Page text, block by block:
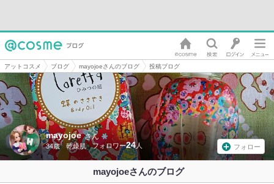
アットコスメ ブログ mayojoeさんのブログ 投稿ブログ
mayojoe さん
34歳 乾燥肌 24 フォロー
mayojoeさんのブログ